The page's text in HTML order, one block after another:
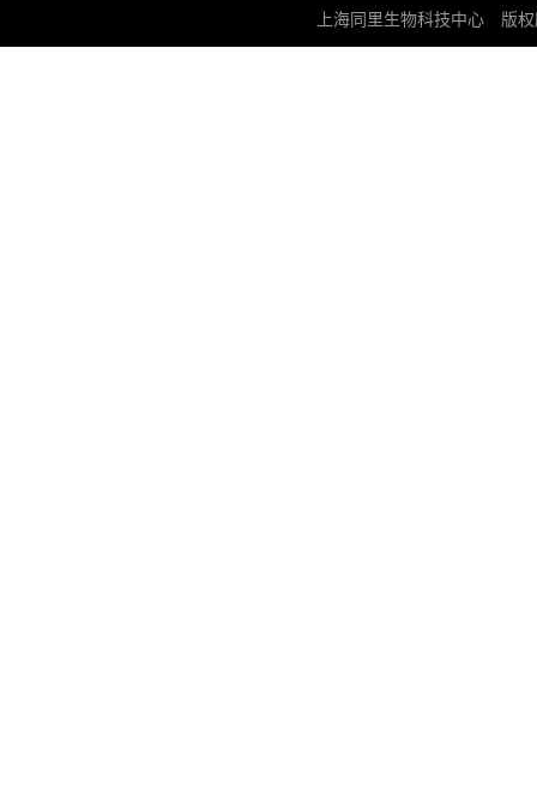
上海同里生物科技中心 版